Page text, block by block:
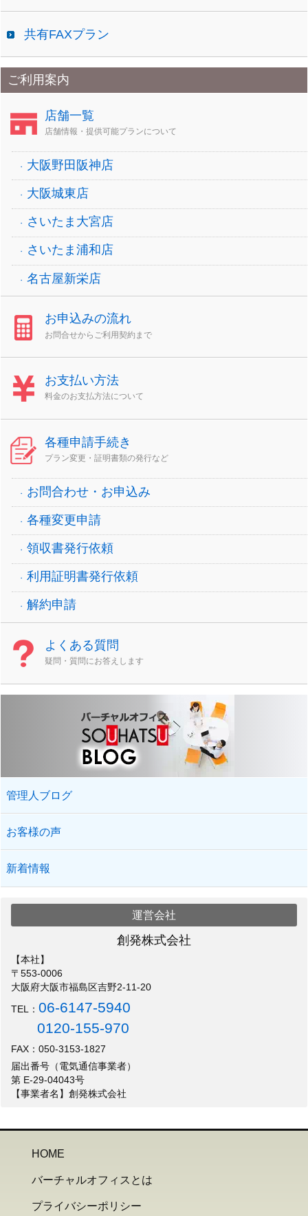
共有FAXプラン
ご利用案内
店舗一覧
店舗情報・提供可能プランについて
大阪野田阪神店
大阪城東店
さいたま大宮店
さいたま浦和店
名古屋新栄店
お申込みの流れ
お問合せからご利用契約まで
お支払い方法
料金のお支払方法について
各種申請手続き
プラン変更・証明書類の発行など
お問合わせ・お申込み
各種変更申請
領収書発行依頼
利用証明書発行依頼
解約申請
よくある質問
疑問・質問にお答えします
管理人ブログ
お客様の声
新着情報
運営会社
創発株式会社
【本社】
〒553-0006
大阪府大阪市福島区吉野2-11-20
TEL：06-6147-5940
0120-155-970
FAX：050-3153-1827
届出番号（電気通信事業者）
第 E-29-04043号
【事業者名】創発株式会社
HOME
バーチャルオフィスとは
プライバシーポリシー